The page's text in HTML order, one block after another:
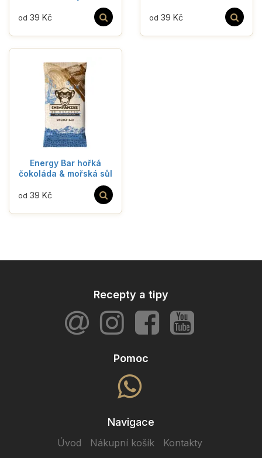
od 39 Kč od 39 Kč
Energy Bar hořká
čokoláda & mořská sůl
od 39 Kč
Recepty a tipy
Pomoc
Navigace
Úvod Nákupní košík Kontakty